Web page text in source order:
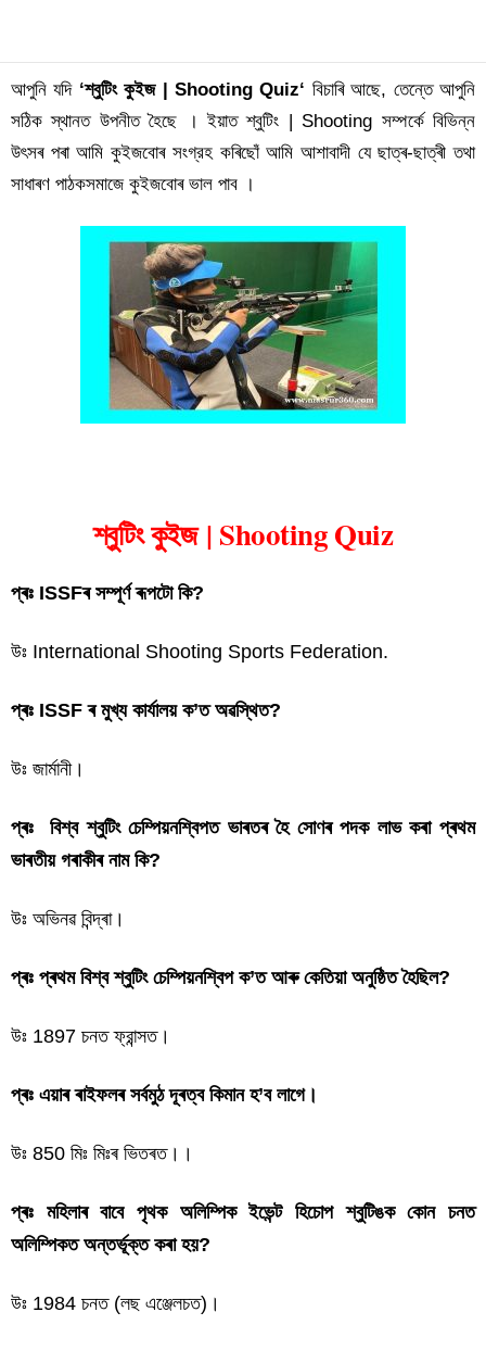
আপুনি যদি ‘শ্বুটিং কুইজ | Shooting Quiz‘ বিচাৰি আছে, তেন্তে আপুনি
সঠিক স্থানত উপনীত হৈছে । ইয়াত শ্বুটিং | Shooting সম্পর্কে বিভিন্ন
উৎসৰ পৰা আমি কুইজবোৰ সংগ্রহ কৰিছোঁআমি আশাবাদী যেছাত্ৰ-ছাত্ৰী তথা
সাধাৰণ পাঠকসমাজে কুইজবোৰ ভাল পাব ।
শ্বুটিং কুইজ | Shooting Quiz
প্ৰঃ ISSFৰ সম্পূৰ্ণ ৰূপটো কি?
উঃ International Shooting Sports Federation.
প্ৰঃ ISSF ৰ মুখ্য কাৰ্যালয় ক’ত অৱস্থিত?
উঃ জাৰ্মানী।
প্ৰঃ বিশ্ব শ্বুটিং চেম্পিয়নশ্বিপত ভাৰতৰ হৈ সোণৰ পদক লাভ কৰা প্ৰথম
ভাৰতীয় গৰাকীৰ নাম কি?
উঃ অভিনৱ বিন্দ্ৰা।
প্ৰঃ প্ৰথম বিশ্ব শ্বুটিং চেম্পিয়নশ্বিপ ক’ত আৰু কেতিয়া অনুষ্ঠিত হৈছিল?
উঃ 1897 চনত ফ্রান্সত।
প্ৰঃ এয়াৰ ৰাইফলৰ সৰ্বমুঠ দূৰত্ব কিমান হ’ব লাগে।
উঃ 850 মিঃ মিঃৰ ভিতৰত।।
প্ৰঃ মহিলাৰ বাবে পৃথক অলিম্পিক ইভেন্ট হিচােপ শ্বুটিঙক কোন চনত
অলিম্পিকত অন্তৰ্ভূক্ত কৰা হয়?
উঃ 1984 চনত (লছ এঞ্জেলচত)।